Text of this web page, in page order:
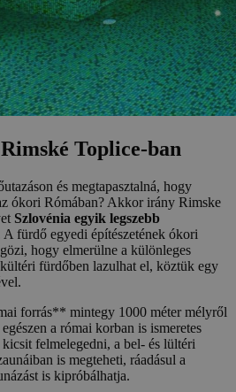
Toplice-ban
és megtapasztalná, hogy
ókori Rómában? Akkor irány Rimske
Szlovénia egyik legszebb
A fürdő egyedi építészetének ókori
hogy elmerülne a különleges
fürdőben lazulhat el, köztük egy
forrás** mintegy 1000 méter mélyről
a római korban is ismeretes
felmelegedni, a bel- és lültéri
is megteheti, ráadásul a
is kipróbálhatja.